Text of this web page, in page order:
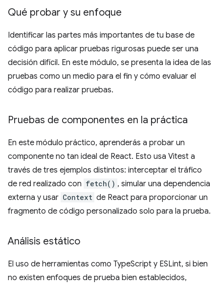
Qué probar y su enfoque
Identificar las partes más importantes de tu base de
código para aplicar pruebas rigurosas puede ser una
decisión difícil. En este módulo, se presenta la idea de las
pruebas como un medio para el fin y cómo evaluar el
código para realizar pruebas.
Pruebas de componentes en la práctica
En este módulo práctico, aprenderás a probar un
componente no tan ideal de React. Esto usa Vitest a
través de tres ejemplos distintos: interceptar el tráfico
de red realizado con fetch() , simular una dependencia
externa y usar Context de React para proporcionar un
fragmento de código personalizado solo para la prueba.
Análisis estático
El uso de herramientas como TypeScript y ESLint, si bien
no existen enfoques de prueba bien establecidos,